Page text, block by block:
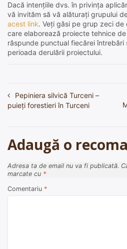
Dacă intențiile dvs. în privința
vă invităm să vă alăturați grupului
acest link. Veți găsi pe grup zeci de
care elaborează proiecte tehnice
răspunde punctual fiecărei
perioada derulării proiectului.
Navigare
Pepiniera silvică Turceni –
puieți forestieri în Turceni
Adaugă o
Adresa ta de email nu va fi publicată.
marcate cu *
Comentariu *